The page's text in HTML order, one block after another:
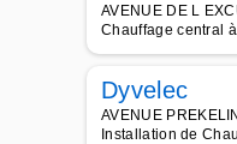
AVENUE DE L
Chauffage central
Dyvelec
AVENUE
Installation de